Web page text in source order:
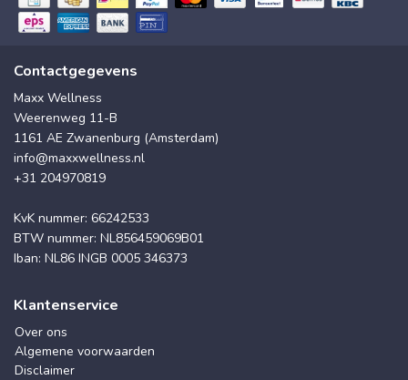
Contactgegevens
Maxx Wellness
Weerenweg 11-B
1161 AE Zwanenburg (Amsterdam)
info@maxxwellness.nl
+31 204970819
KvK nummer: 66242533
BTW nummer: NL856459069B01
Iban: NL86 INGB 0005 346373
Klantenservice
Over ons
Algemene voorwaarden
Disclaimer